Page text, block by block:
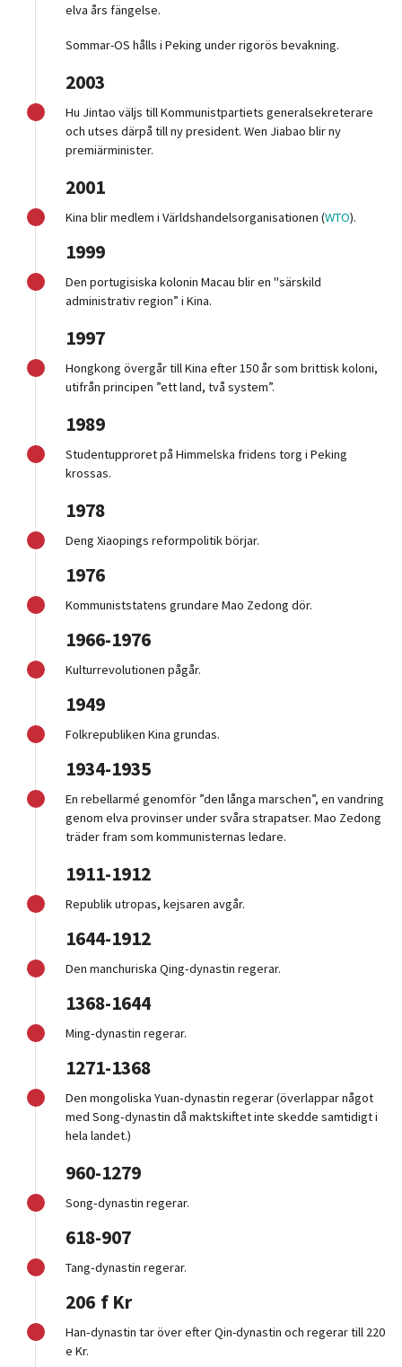
elva års fängelse.
Sommar-OS hålls i Peking under rigorös bevakning.
2003
Hu Jintao väljs till Kommunistpartiets generalsekreterare
och utses därpå till ny president. Wen Jiabao blir ny
premiärminister.
2001
Kina blir medlem i Världshandelsorganisationen (WTO).
1999
Den portugisiska kolonin Macau blir en "särskild
administrativ region” i Kina.
1997
Hongkong övergår till Kina efter 150 år som brittisk koloni,
utifrån principen ”ett land, två system”.
1989
Studentupproret på Himmelska fridens torg i Peking
krossas.
1978
Deng Xiaopings reformpolitik börjar.
1976
Kommuniststatens grundare Mao Zedong dör.
1966-1976
Kulturrevolutionen pågår.
1949
Folkrepubliken Kina grundas.
1934-1935
En rebellarmé genomför ”den långa marschen”, en vandring
genom elva provinser under svåra strapatser. Mao Zedong
träder fram som kommunisternas ledare.
1911-1912
Republik utropas, kejsaren avgår.
1644-1912
Den manchuriska Qing‑dynastin regerar.
1368-1644
Ming‑dynastin regerar.
1271-1368
Den mongoliska Yuan‑dynastin regerar (överlappar något
med Song‑dynastin då maktskiftet inte skedde samtidigt i
hela landet.)
960-1279
Song‑dynastin regerar.
618-907
Tang‑dynastin regerar.
206 f Kr
Han‑dynastin tar över efter Qin-dynastin och regerar till 220
e Kr.